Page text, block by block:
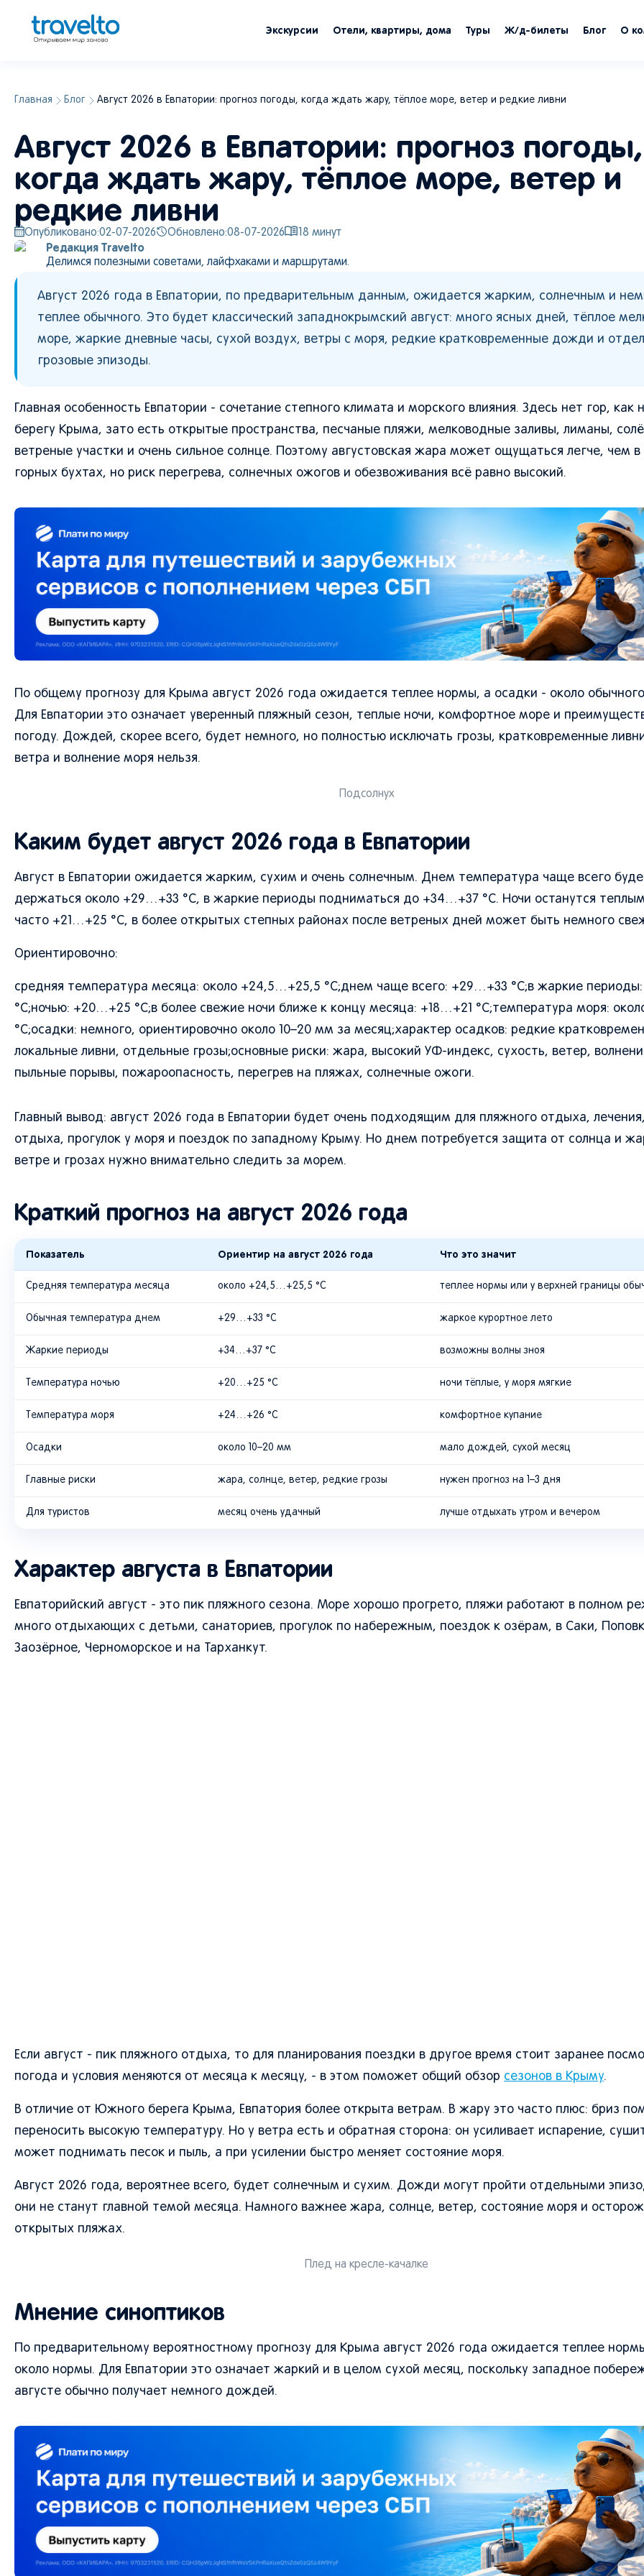
Экскурсии Отели, квартиры, дома Туры Ж/д-билеты Блог О
Главная Блог Август 2026 в Евпатории: прогноз погоды, когда ждать жару, тёплое море, ветер и редкие ливни
Август 2026 в Евпатории: прогноз погоды,
когда ждать жару, тёплое море, ветер и
редкие ливни
Опубликовано:02-07-2026 Обновлено:08-07-2026 18 минут
Редакция Travelto
Делимся полезными советами, лайфхаками и маршрутами.
Август 2026 года в Евпатории, по предварительным данным, ожидается жарким, солнечным и
теплее обычного. Это будет классический западнокрымский август: много ясных дней, тёплое
море, жаркие дневные часы, сухой воздух, ветры с моря, редкие кратковременные дожди и
грозовые эпизоды.
Главная особенность Евпатории - сочетание степного климата и морского влияния. Здесь нет гор,
берегу Крыма, зато есть открытые пространства, песчаные пляжи, мелководные заливы, лиманы,
ветреные участки и очень сильное солнце. Поэтому августовская жара может ощущаться легче, чем
горных бухтах, но риск перегрева, солнечных ожогов и обезвоживания всё равно высокий.
По общему прогнозу для Крыма август 2026 года ожидается теплее нормы, а осадки - около обычного
Для Евпатории это означает уверенный пляжный сезон, теплые ночи, комфортное море и
погоду. Дождей, скорее всего, будет немного, но полностью исключать грозы, кратковременные
ветра и волнение моря нельзя.
Подсолнух
Каким будет август 2026 года в Евпатории
Август в Евпатории ожидается жарким, сухим и очень солнечным. Днем температура чаще всего
держаться около +29…+33 °C, в жаркие периоды подниматься до +34…+37 °C. Ночи останутся
часто +21…+25 °C, в более открытых степных районах после ветреных дней может быть немного
Ориентировочно:
средняя температура месяца: около +24,5…+25,5 °C;днем чаще всего: +29…+33 °C;в жаркие
°C;ночью: +20…+25 °C;в более свежие ночи ближе к концу месяца: +18…+21 °C;температура моря:
°C;осадки: немного, ориентировочно около 10–20 мм за месяц;характер осадков: редкие
локальные ливни, отдельные грозы;основные риски: жара, высокий УФ-индекс, сухость, ветер,
пыльные порывы, пожароопасность, перегрев на пляжах, солнечные ожоги.
Главный вывод: август 2026 года в Евпатории будет очень подходящим для пляжного отдыха,
отдыха, прогулок у моря и поездок по западному Крыму. Но днем потребуется защита от солнца и
ветре и грозах нужно внимательно следить за морем.
Краткий прогноз на август 2026 года
Показатель Ориентир на август 2026 года Что это значит
Средняя температура месяца около +24,5…+25,5 °C теплее нормы или у верхней границы
Обычная температура днем +29…+33 °C жаркое курортное лето
Жаркие периоды +34…+37 °C возможны волны зноя
Температура ночью +20…+25 °C ночи тёплые, у моря мягкие
Температура моря +24…+26 °C комфортное купание
Осадки около 10–20 мм мало дождей, сухой месяц
Главные риски жара, солнце, ветер, редкие грозы нужен прогноз на 1–3 дня
Для туристов месяц очень удачный лучше отдыхать утром и вечером
Характер августа в Евпатории
Евпаторийский август - это пик пляжного сезона. Море хорошо прогрето, пляжи работают в полном
много отдыхающих с детьми, санаториев, прогулок по набережным, поездок к озёрам, в Саки,
Заозёрное, Черноморское и на Тарханкут.
Если август - пик пляжного отдыха, то для планирования поездки в другое время стоит заранее
погода и условия меняются от месяца к месяцу, - в этом поможет общий обзор сезонов в Крыму.
В отличие от Южного берега Крыма, Евпатория более открыта ветрам. В жару это часто плюс: бриз
переносить высокую температуру. Но у ветра есть и обратная сторона: он усиливает испарение,
может поднимать песок и пыль, а при усилении быстро меняет состояние моря.
Август 2026 года, вероятнее всего, будет солнечным и сухим. Дожди могут пройти отдельными
они не станут главной темой месяца. Намного важнее жара, солнце, ветер, состояние моря и
открытых пляжах.
Плед на кресле-качалке
Мнение синоптиков
По предварительному вероятностному прогнозу для Крыма август 2026 года ожидается теплее
около нормы. Для Евпатории это означает жаркий и в целом сухой месяц, поскольку западное
августе обычно получает немного дождей.